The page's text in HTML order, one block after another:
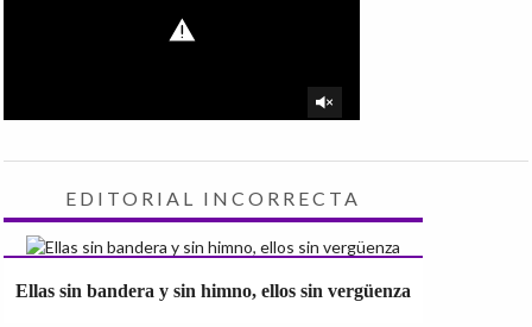
EDITORIAL INCORRECTA
Ellas sin bandera y sin himno, ellos sin vergüenza